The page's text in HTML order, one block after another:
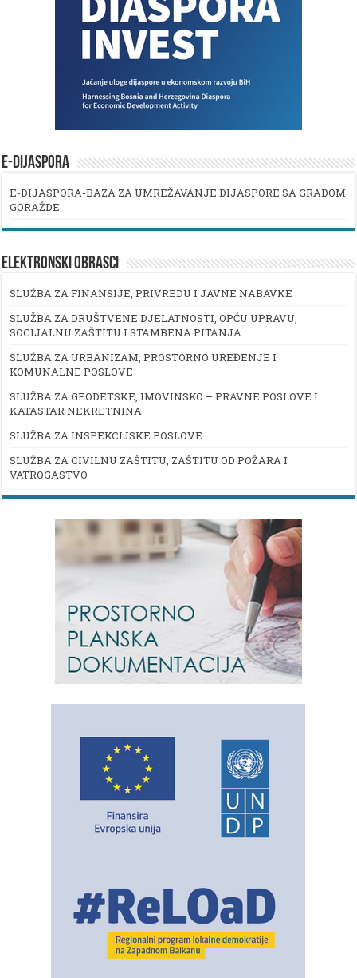
E-DIJASPORA
E-DIJASPORA-BAZA ZA UMREŽAVANJE DIJASPORE SA GRADOM
GORAŽDE
ELEKTRONSKI OBRASCI
SLUŽBA ZA FINANSIJE, PRIVREDU I JAVNE NABAVKE
SLUŽBA ZA DRUŠTVENE DJELATNOSTI, OPĆU UPRAVU,
SOCIJALNU ZAŠTITU I STAMBENA PITANJA
SLUŽBA ZA URBANIZAM, PROSTORNO UREĐENJE I
KOMUNALNE POSLOVE
SLUŽBA ZA GEODETSKE, IMOVINSKO – PRAVNE POSLOVE I
KATASTAR NEKRETNINA
SLUŽBA ZA INSPEKCIJSKE POSLOVE
SLUŽBA ZA CIVILNU ZAŠTITU, ZAŠTITU OD POŽARA I
VATROGASTVO